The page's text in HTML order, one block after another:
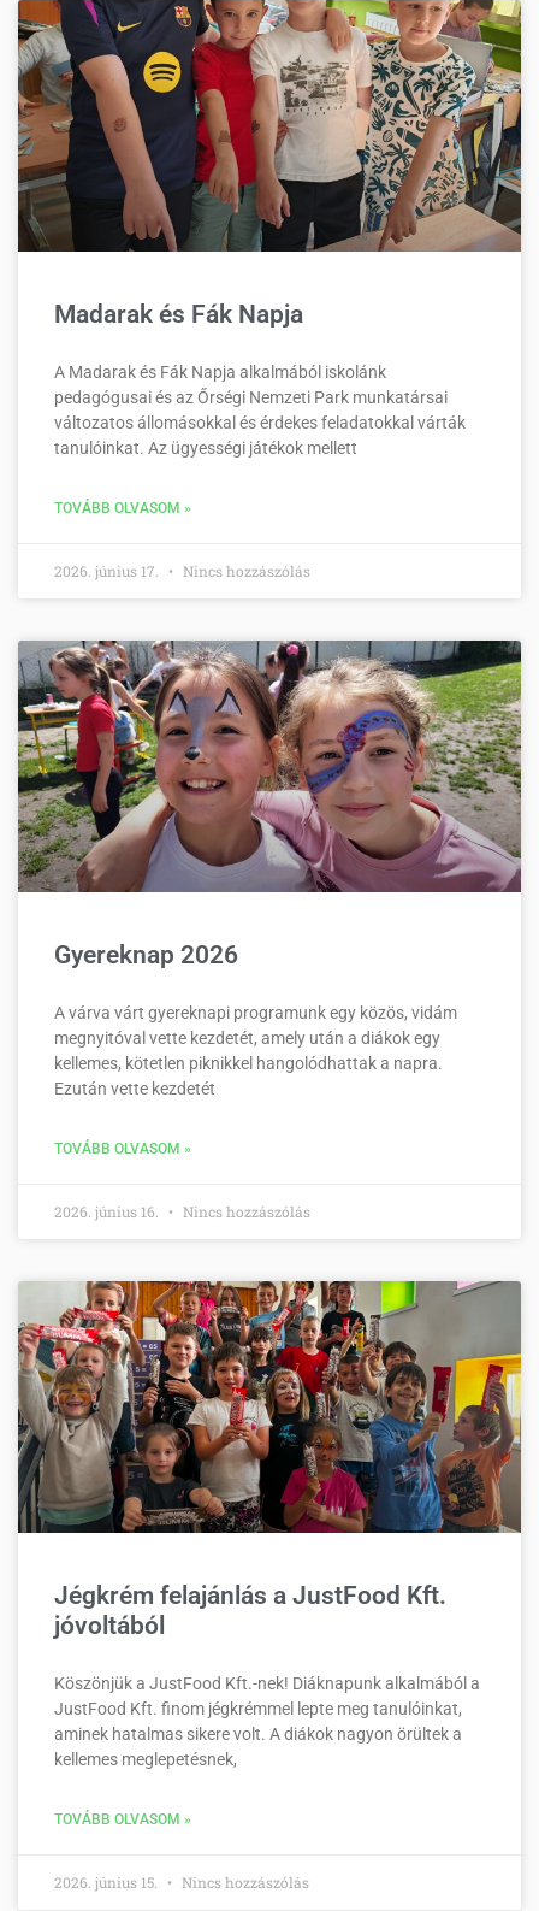
Madarak és Fák Napja
A Madarak és Fák Napja alkalmából iskolánk
pedagógusai és az Őrségi Nemzeti Park munkatársai
változatos állomásokkal és érdekes feladatokkal várták
tanulóinkat. Az ügyességi játékok mellett
TOVÁBB OLVASOM »
2026. június 17. Nincs hozzászólás
Gyereknap 2026
A várva várt gyereknapi programunk egy közös, vidám
megnyitóval vette kezdetét, amely után a diákok egy
kellemes, kötetlen piknikkel hangolódhattak a napra.
Ezután vette kezdetét
TOVÁBB OLVASOM »
2026. június 16. Nincs hozzászólás
Jégkrém felajánlás a JustFood Kft.
jóvoltából
Köszönjük a JustFood Kft.-nek! Diáknapunk alkalmából a
JustFood Kft. finom jégkrémmel lepte meg tanulóinkat,
aminek hatalmas sikere volt. A diákok nagyon örültek a
kellemes meglepetésnek,
TOVÁBB OLVASOM »
2026. június 15. Nincs hozzászólás